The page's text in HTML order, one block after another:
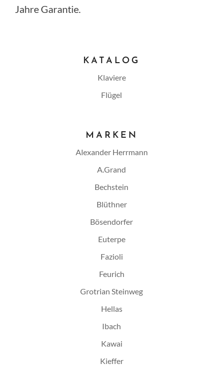
Jahre Garantie.
KATALOG
Klaviere
Flügel
MARKEN
Alexander Herrmann
A.Grand
Bechstein
Blüthner
Bösendorfer
Euterpe
Fazioli
Feurich
Grotrian Steinweg
Hellas
Ibach
Kawai
Kieffer